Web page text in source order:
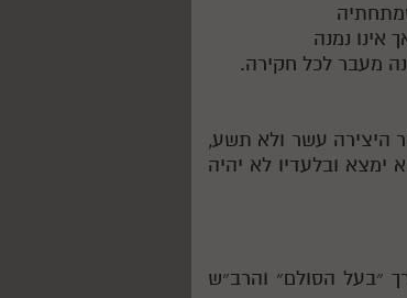
היצירה עשר ולא תשע,
ימצא ובלעדיו לא יהיה
״בעל הסולם״ והרב״ש